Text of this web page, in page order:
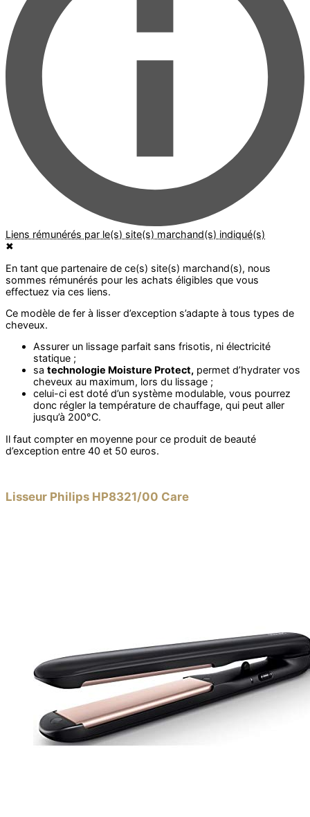
✖
Ce modèle de fer à lisser d’exception s’adapte à tous types de
cheveux.
Assurer un lissage parfait sans frisotis, ni électricité
statique ;
sa technologie Moisture Protect, permet d’hydrater vos
cheveux au maximum, lors du lissage ;
celui-ci est doté d’un système modulable, vous pourrez
donc régler la température de chauffage, qui peut aller
jusqu’à 200°C.
Il faut compter en moyenne pour ce produit de beauté
d’exception entre 40 et 50 euros.
Lisseur Philips HP8321/00 Care